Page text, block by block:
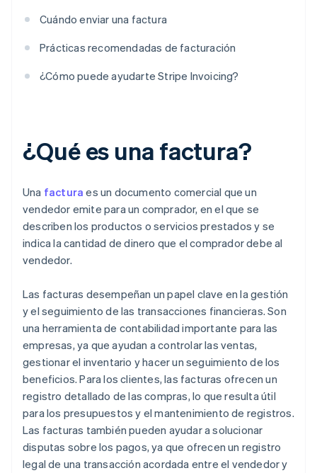
Cuándo enviar una factura
Prácticas recomendadas de facturación
¿Cómo puede ayudarte Stripe Invoicing?
¿Qué es una factura?
Una factura es un documento comercial que un
vendedor emite para un comprador, en el que se
describen los productos o servicios prestados y se
indica la cantidad de dinero que el comprador debe al
vendedor.
Las facturas desempeñan un papel clave en la gestión
y el seguimiento de las transacciones financieras. Son
una herramienta de contabilidad importante para las
empresas, ya que ayudan a controlar las ventas,
gestionar el inventario y hacer un seguimiento de los
beneficios. Para los clientes, las facturas ofrecen un
registro detallado de las compras, lo que resulta útil
para los presupuestos y el mantenimiento de registros.
Las facturas también pueden ayudar a solucionar
disputas sobre los pagos, ya que ofrecen un registro
legal de una transacción acordada entre el vendedor y